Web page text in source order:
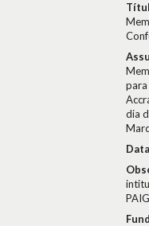
para
dia